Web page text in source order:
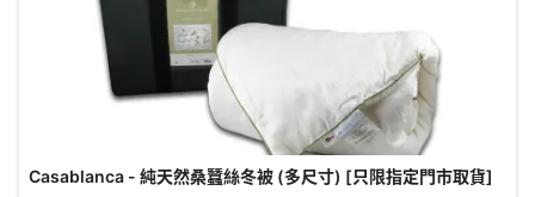
Casablanca - 純天然桑蠶絲冬被 (多尺寸) [只限指定門市取貨]